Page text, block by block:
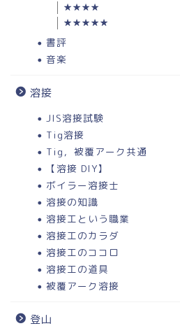
★★★★
★★★★★
書評
音楽
溶接
JIS溶接試験
Tig溶接
Tig，被覆アーク共通
【溶接 DIY】
ボイラー溶接士
溶接の知識
溶接工という職業
溶接工のカラダ
溶接工のココロ
溶接工の道具
被覆アーク溶接
登山